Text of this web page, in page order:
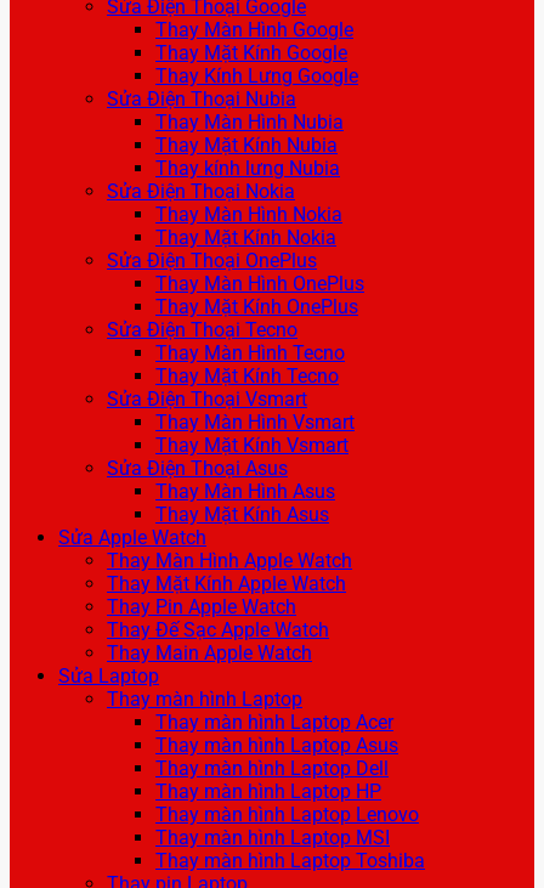
Sửa Điện Thoại Google
Thay Màn Hình Google
Thay Mặt Kính Google
Thay Kính Lưng Google
Sửa Điện Thoại Nubia
Thay Màn Hình Nubia
Thay Mặt Kính Nubia
Thay kính lưng Nubia
Sửa Điện Thoại Nokia
Thay Màn Hình Nokia
Thay Mặt Kính Nokia
Sửa Điện Thoại OnePlus
Thay Màn Hình OnePlus
Thay Mặt Kính OnePlus
Sửa Điện Thoại Tecno
Thay Màn Hình Tecno
Thay Mặt Kính Tecno
Sửa Điện Thoại Vsmart
Thay Màn Hình Vsmart
Thay Mặt Kính Vsmart
Sửa Điện Thoại Asus
Thay Màn Hình Asus
Thay Mặt Kính Asus
Sửa Apple Watch
Thay Màn Hình Apple Watch
Thay Mặt Kính Apple Watch
Thay Pin Apple Watch
Thay Đế Sạc Apple Watch
Thay Main Apple Watch
Sửa Laptop
Thay màn hình Laptop
Thay màn hình Laptop Acer
Thay màn hình Laptop Asus
Thay màn hình Laptop Dell
Thay màn hình Laptop HP
Thay màn hình Laptop Lenovo
Thay màn hình Laptop MSI
Thay màn hình Laptop Toshiba